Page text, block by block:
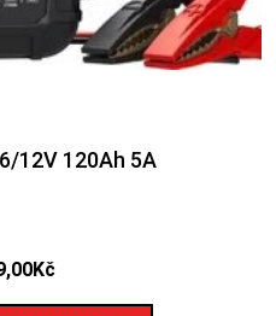
12V 120Ah 5A
Kč